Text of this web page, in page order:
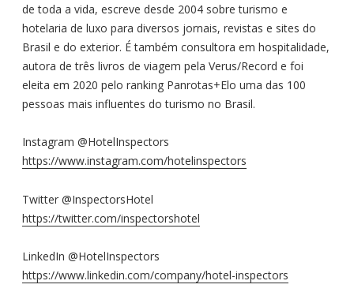
de toda a vida, escreve desde 2004 sobre turismo e
hotelaria de luxo para diversos jornais, revistas e sites do
Brasil e do exterior. É também consultora em hospitalidade,
autora de três livros de viagem pela Verus/Record e foi
eleita em 2020 pelo ranking Panrotas+Elo uma das 100
pessoas mais influentes do turismo no Brasil.
Instagram @HotelInspectors
https://www.instagram.com/hotelinspectors
Twitter @InspectorsHotel
https://twitter.com/inspectorshotel
LinkedIn @HotelInspectors
https://www.linkedin.com/company/hotel-inspectors